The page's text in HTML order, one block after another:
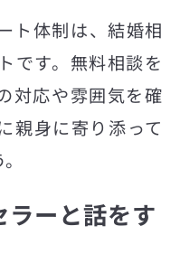
ト体制は、結婚相
です。無料相談を
対応や雰囲気を確
親身に寄り添って
ラーと話をす